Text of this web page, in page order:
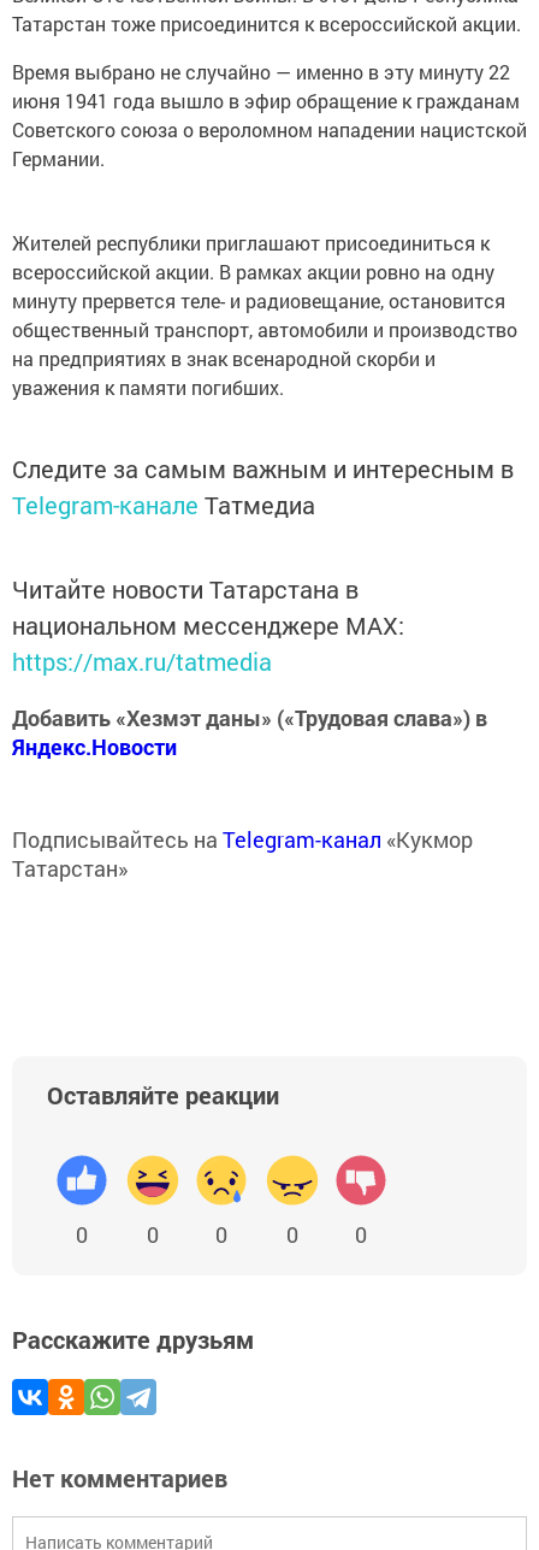
Татарстан тоже присоединится к всероссийской акции.
Время выбрано не случайно — именно в эту минуту 22
июня 1941 года вышло в эфир обращение к гражданам
Советского союза о вероломном нападении нацистской
Германии.
Жителей республики приглашают присоединиться к
всероссийской акции. В рамках акции ровно на одну
минуту прервется теле- и радиовещание, остановится
общественный транспорт, автомобили и производство
на предприятиях в знак всенародной скорби и
уважения к памяти погибших.
Следите за самым важным и интересным в
Telegram-канале Татмедиа
Читайте новости Татарстана в
национальном мессенджере MАХ:
https://max.ru/tatmedia
Добавить «Хезмэт даны» («Трудовая слава») в
Яндекс.Новости
Подписывайтесь на Telegram-канал «Кукмор
Татарстан»
Оставляйте реакции
0 0 0 0 0
Расскажите друзьям
Нет комментариев